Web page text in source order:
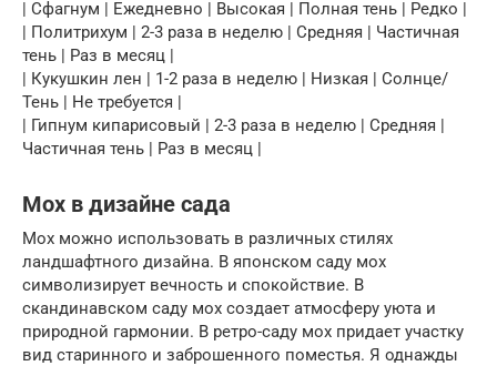
| Сфагнум | Ежедневно | Высокая | Полная тень | Редко |
| Политрихум | 2-3 раза в неделю | Средняя | Частичная
тень | Раз в месяц |
| Кукушкин лен | 1-2 раза в неделю | Низкая | Солнце/
Тень | Не требуется |
| Гипнум кипарисовый | 2-3 раза в неделю | Средняя |
Частичная тень | Раз в месяц |
Мох в дизайне сада
Мох можно использовать в различных стилях
ландшафтного дизайна. В японском саду мох
символизирует вечность и спокойствие. В
скандинавском саду мох создает атмосферу уюта и
природной гармонии. В ретро-саду мох придает участку
вид старинного и заброшенного поместья. Я однажды